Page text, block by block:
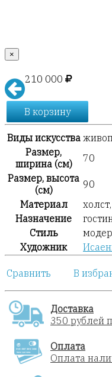
×
210 000
В корзину
Виды искусства
Размер,
ширина (см)
70
Размер, высота
(см)
90
Материал
Назначение
Стиль
Художник
Сравнить В
Доставка
350 рублей
Оплата
Оплата